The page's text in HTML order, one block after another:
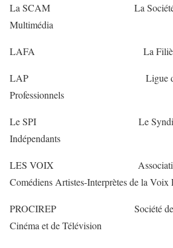
La SCAM La Société
Multimédia
LAFA La Filière
LAP Ligue des
Professionnels
Le SPI Le Syndicat des
Indépendants
LES VOIX Association
Comédiens Artistes-Interprètes de la Voix
PROCIREP Société des
Cinéma et de Télévision